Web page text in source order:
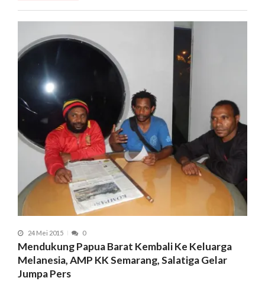
24 Mei 2015 0
Mendukung Papua Barat Kembali Ke Keluarga
Melanesia, AMP KK Semarang, Salatiga Gelar
Jumpa Pers